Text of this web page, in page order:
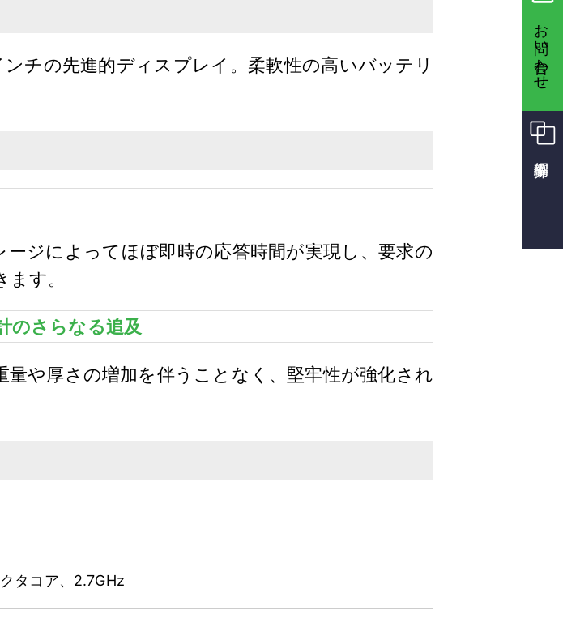
お問い合わせ
チの先進的ディスプレイ。柔軟性の高いバッテリ
ジによってほぼ即時の応答時間が実現し、要求の
す。
のさらなる追及
や厚さの増加を伴うことなく、堅牢性が強化され
タコア、2.7GHz